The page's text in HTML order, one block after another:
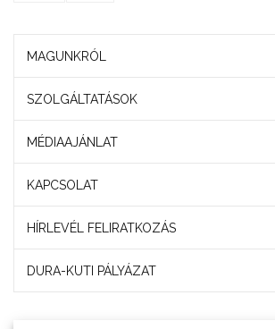
MAGUNKRÓL
SZOLGÁLTATÁSOK
MÉDIAAJÁNLAT
KAPCSOLAT
HÍRLEVÉL FELIRATKOZÁS
DURA-KUTI PÁLYÁZAT